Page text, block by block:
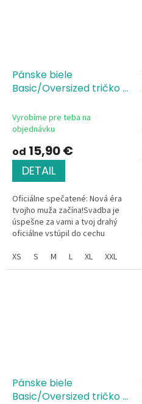
Pánske biele
Basic/Oversized tričko s
Vyrobíme pre teba na
objednávku
od 15,90 €
DETAIL
Oficiálne spečatené: Nová éra
tvojho muža začína!Svadba je
úspešne za vami a tvoj drahý
oficiálne vstúpil do cechu
darček na svadobnú cestu,
prvé...
XS S M L XL XXL
Pánske biele
Basic/Oversized tričko s